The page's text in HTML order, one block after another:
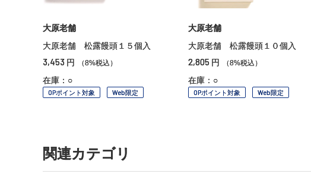
大原老舗
大原老舗 松露饅頭１５個入
3,453 円 （8%税込）
在庫：○
OPポイント対象 Web限定
大原老舗
大原老舗 松露饅頭１０個入
2,805 円 （8%税込）
在庫：○
OPポイント対象 Web限定
関連カテゴリ